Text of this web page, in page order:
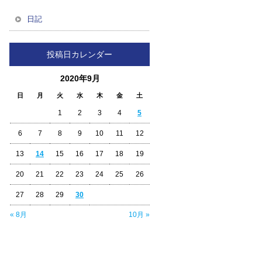
日記
投稿日カレンダー
2020年9月
日 月 火 水 木 金 土
« 8月 10月 »
1 2 3 4 5
6 7 8 9 10 11 12
13 14 15 16 17 18 19
20 21 22 23 24 25 26
27 28 29 30